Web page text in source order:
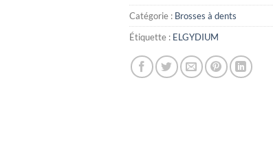
Catégorie : Brosses à dents
Étiquette : ELGYDIUM